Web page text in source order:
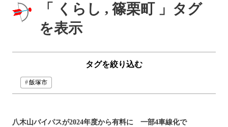
「 くらし , 篠栗町 」タグ
を表示
タグを絞り込む
飯塚市
八木山バイパスが2024年度から有料に 一部4車線化で